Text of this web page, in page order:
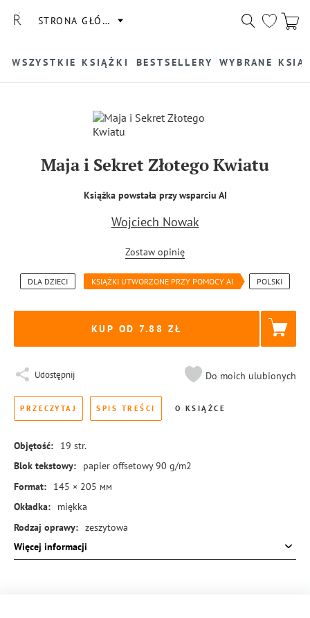
STRONA GŁÓWNA
WSZYSTKIE KSIĄŻKI BESTSELLERY WYBRANE
Maja i Sekret Złotego Kwiatu
Książka powstała przy wsparciu AI
Wojciech Nowak
Zostaw opinię
DLA DZIECI KSIĄŻKI UTWORZONE PRZY POMOCY AI POLSKI
KUP OD 7.88
Udostępnij Do moich ulubionych
PRZECZYTAJ SPIS TREŚCI O KSIĄŻCE
Objętość: 19 str.
Blok tekstowy:
papier offsetowy 90 g/m2
Format:
145 × 205 мм
Okładka:
miękka
Rodzaj oprawy: zeszytowa
ISBN:
978-83-8431-668-9
Więcej informacji